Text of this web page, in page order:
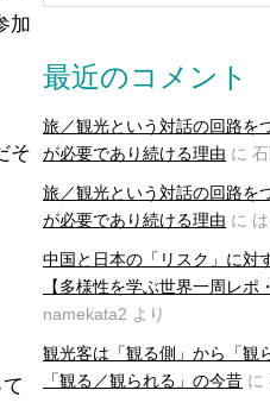
加
そ
最近のコメント
旅／観光という対話の回路を
が必要であり続ける理由 に
旅／観光という対話の回路を
が必要であり続ける理由 に
中国と日本の「リスク」に対
【多様性を学ぶ世界一周レポ
namekata2 より
観光客は「観る側」から「観
「観る／観られる」の今昔 に